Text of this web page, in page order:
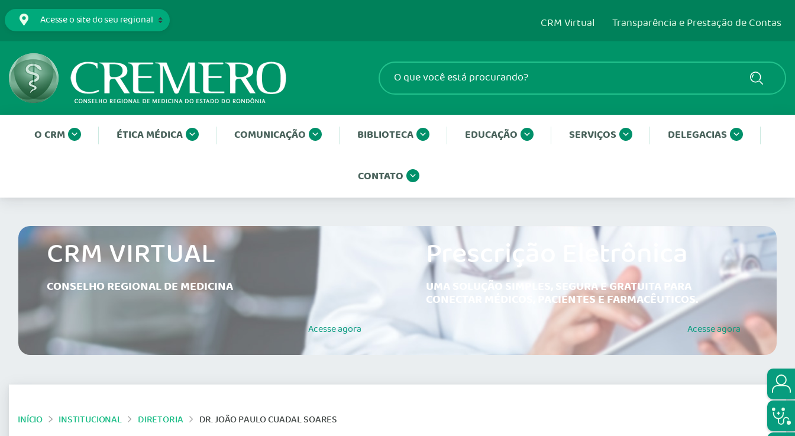
CRM Virtual Transparência e Prestação de Contas
O CRM ÉTICA MÉDICA COMUNICAÇÃO BIBLIOTECA EDUCAÇÃO SERVIÇOS DELEGACIAS
CONTATO
CRM VIRTUAL
CONSELHO REGIONAL DE MEDICINA
Acesseagora
Prescrição Eletrônica
UMA SOLUÇÃO SIMPLES, SEGURA E GRATUITA PARA
CONECTAR MÉDICOS, PACIENTES E FARMACÊUTICOS.
Acesseagora
INÍCIO INSTITUCIONAL DIRETORIA DR. JOÃO PAULO CUADAL SOARES